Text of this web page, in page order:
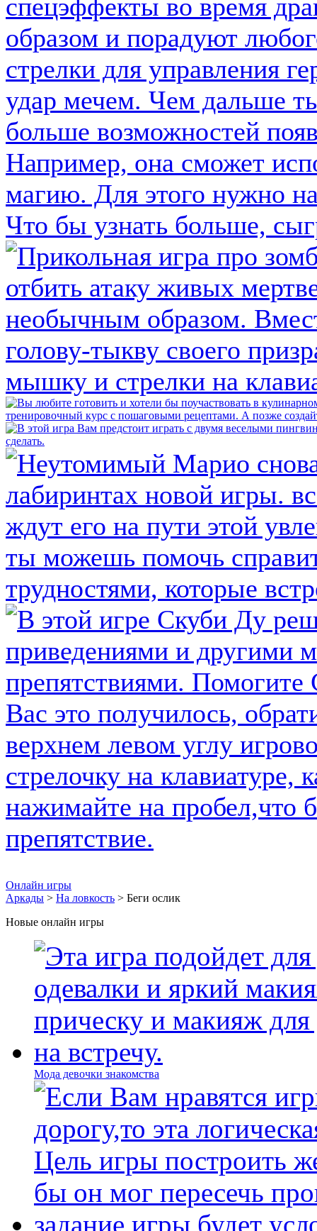
Онлайн игры
Аркады > На ловкость > Беги ослик
Новые онлайн игры
Мода девочки знакомства